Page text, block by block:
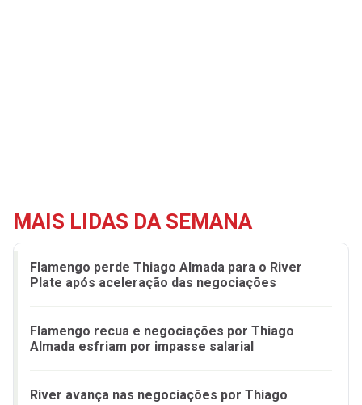
MAIS LIDAS DA SEMANA
Flamengo perde Thiago Almada para o River
Plate após aceleração das negociações
Flamengo recua e negociações por Thiago
Almada esfriam por impasse salarial
River avança nas negociações por Thiago